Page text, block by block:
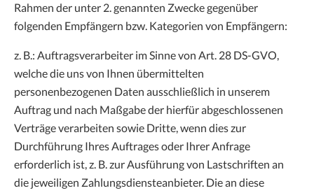
Rahmen der unter 2. genannten Zwecke gegenüber
folgenden Empfängern bzw. Kategorien von Empfängern:
z. B.: Auftragsverarbeiter im Sinne von Art. 28 DS-GVO,
welche die uns von Ihnen übermittelten
personenbezogenen Daten ausschließlich in unserem
Auftrag und nach Maßgabe der hierfür abgeschlossenen
Verträge verarbeiten sowie Dritte, wenn dies zur
Durchführung Ihres Auftrages oder Ihrer Anfrage
erforderlich ist, z. B. zur Ausführung von Lastschriften an
die jeweiligen Zahlungsdiensteanbieter. Die an diese